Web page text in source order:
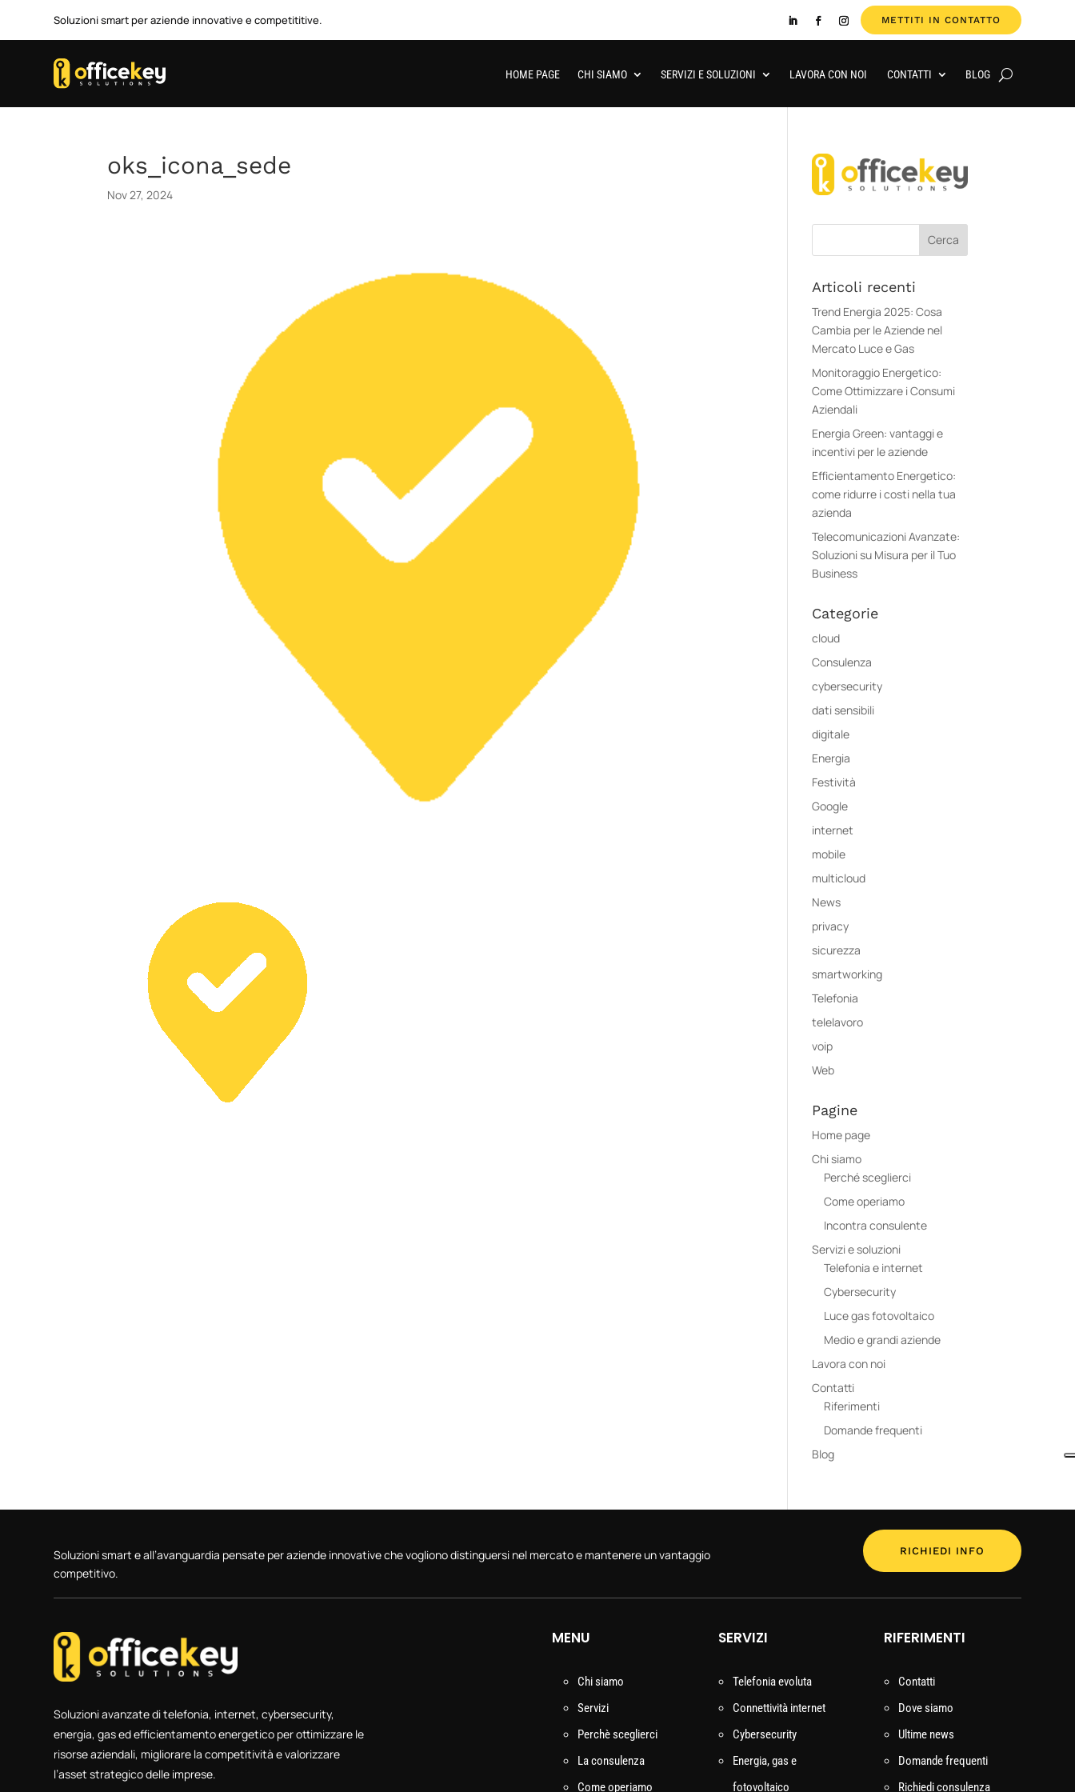
Soluzioni smart per aziende innovative e competititive. METTITI IN CONTATTO
HOME PAGE CHI SIAMO SERVIZI E SOLUZIONI LAVORA CON NOI CONTATTI BLOG
oks_icona_sede
Nov 27, 2024
Articoli recenti
Trend Energia 2025: Cosa
Cambia per le Aziende nel
Mercato Luce e Gas
Monitoraggio Energetico:
Come Ottimizzare i Consumi
Aziendali
Energia Green: vantaggi e
incentivi per le aziende
Efficientamento Energetico:
come ridurre i costi nella tua
azienda
Telecomunicazioni Avanzate:
Soluzioni su Misura per il Tuo
Business
Categorie
cloud
Consulenza
cybersecurity
dati sensibili
digitale
Energia
Festività
Google
internet
mobile
multicloud
News
privacy
sicurezza
smartworking
Telefonia
telelavoro
voip
Web
Pagine
Home page
Chi siamo
Perché sceglierci
Come operiamo
Incontra consulente
Servizi e soluzioni
Telefonia e internet
Cybersecurity
Luce gas fotovoltaico
Medio e grandi aziende
Lavora con noi
Contatti
Riferimenti
Domande frequenti
Blog
Soluzioni smart e all’avanguardia pensate per aziende innovative che vogliono distinguersi nel mercato e mantenere un vantaggio
competitivo.
RICHIEDI INFO
Soluzioni avanzate di telefonia, internet, cybersecurity,
energia, gas ed efficientamento energetico per ottimizzare le
risorse aziendali, migliorare la competitività e valorizzare
l’asset strategico delle imprese.
MENU
Chi siamo
Servizi
Perchè sceglierci
La consulenza
Come operiamo
SERVIZI
Telefonia evoluta
Connettività internet
Cybersecurity
Energia, gas e
fotovoltaico
RIFERIMENTI
Contatti
Dove siamo
Ultime news
Domande frequenti
Richiedi consulenza